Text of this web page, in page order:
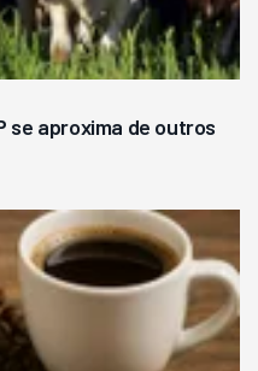
se aproxima de outros